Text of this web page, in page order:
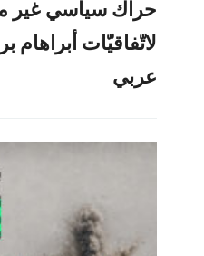
حراك سياسي غير
لاتّفاقيّات أبراهام
عربي